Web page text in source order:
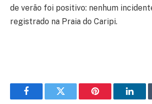
de verão foi positivo: nenhum
registrado na Praia do Caripi.
FacebookTwitter Pinterest